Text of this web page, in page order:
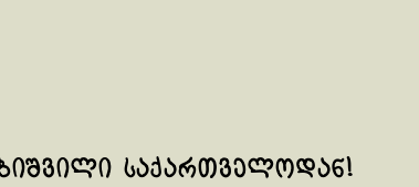
საქართველოდან!